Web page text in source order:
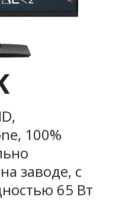
100%
заводе, с
65 Вт